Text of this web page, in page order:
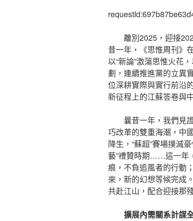
離別2025，迎接
昔一年，《思惟周刊》
以“新論”激蕩思惟火花
劃，連續推進黨的立異
位深耕實際與實行前沿
新征程上的江蘇答卷與
曩昔一年，我們見
巧改革的雙重海潮，中
降生，“蘇超”賽場撲滅
藝”禮贊時期……這一年
痕，不負追風者的行動
來，新的幻想等候完成
共赴江山，配合迎接那
擴展內需關系計謀